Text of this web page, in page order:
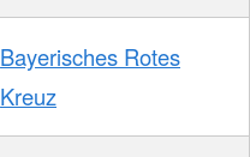
Bayerisches Rotes
Kreuz